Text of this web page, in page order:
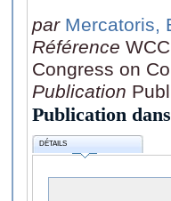
par Mercatoris,
Référence
Congress on
Publication
Publication
DÉTAILS